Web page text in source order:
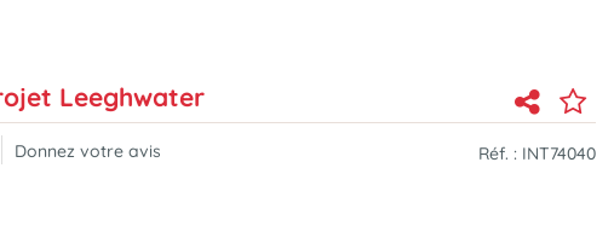
Leeghwater
Donnez votre avis Réf. : INT74040